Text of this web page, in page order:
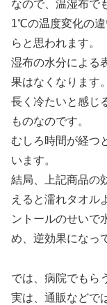
なので、温湿布で
1℃の温度変化の
らと思われます。
湿布の水分による
果はなくなります。
長く冷たいと感じ
ものなのです。
むしろ時間が経つ
います。
結局、上記商品の
えると濡れタオル
ントールのせいで
め、逆効果になっ
では、病院でもら
実は、通販などで